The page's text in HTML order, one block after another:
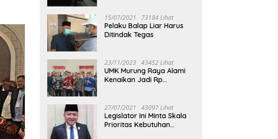
15/07/2021 73184 Lihat
Pelaku Balap Liar Harus
Ditindak Tegas
23/11/2023 43452 Lihat
UMK Murung Raya Alami
Kenaikan Jadi Rp
27/07/2021 43097 Lihat
Legislator Ini Minta Skala
Prioritas Kebutuhan